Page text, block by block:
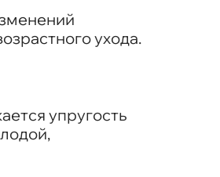
ухода.
упругость